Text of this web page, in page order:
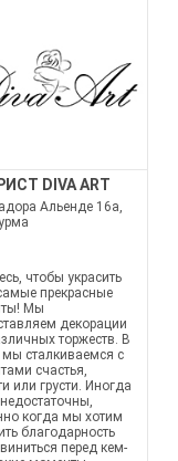
DIVA ART
Альенде 16а,
чтобы украсить
прекрасные
Мы
декорации
торжеств. В
сталкиваемся с
счастья,
или грусти. Иногда
когда мы хотим
благодарность
перед кем-